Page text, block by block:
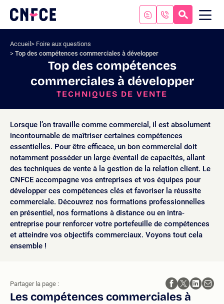
contenu
Logo
site
Accueil
Foire aux questions
Top des compétences commerciales à développer
Top des compétences
commerciales à développer
TECHNIQUES DE VENTE
Lorsque l’on travaille comme commercial, il est absolument
incontournable de maîtriser certaines compétences
essentielles. Pour être efficace, un bon commercial doit
notamment posséder un large éventail de capacités, allant
des techniques de vente à la gestion de la relation client. Le
CNFCE accompagne vos entreprises et vos équipes pour
développer ces compétences clés et favoriser la réussite
commerciale. Découvrez nos formations professionnelles
en présentiel, nos formations à distance ou en intra-
entreprise pour renforcer votre portefeuille de compétences
et atteindre vos objectifs commerciaux. Voyons tout cela
ensemble !
Les compétences commerciales à
Partager la page :